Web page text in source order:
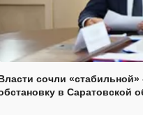
сочли
в Саратовской